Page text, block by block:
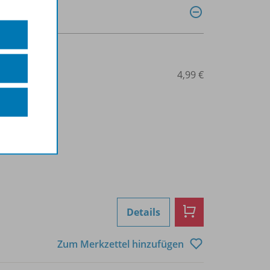
4,99 €
Details
Zum Merkzettel hinzufügen